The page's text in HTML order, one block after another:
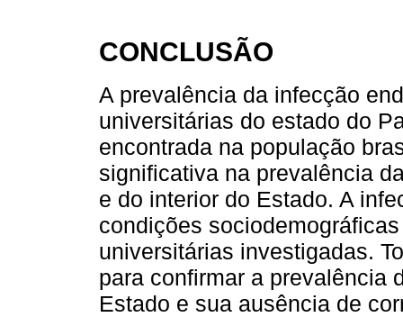
CONCLUSÃO
A prevalência da infecção
universitárias do estado do
encontrada na população
significativa na prevalência
e do interior do Estado. A
condições
universitárias investigadas.
para confirmar a prevalência
Estado e sua ausência de